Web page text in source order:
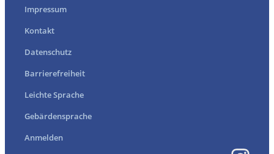
Impressum
Kontakt
Datenschutz
Barrierefreiheit
Leichte Sprache
Gebärdensprache
Anmelden